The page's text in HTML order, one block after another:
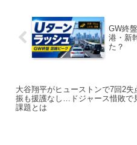
GW終
港・新
た？
大谷翔平がヒューストンで7回2失
振も援護なし…ドジャース惜敗で
課題とは